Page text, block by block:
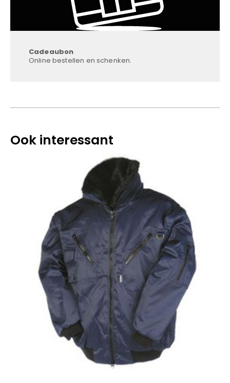
Cadeaubon
Online bestellen en schenken.
Ook interessant